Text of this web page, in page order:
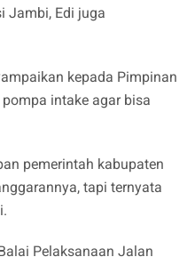
Jambi, Edi juga
kepada Pimpinan
intake agar bisa
pemerintah kabupaten
tapi ternyata
Pelaksanaan Jalan